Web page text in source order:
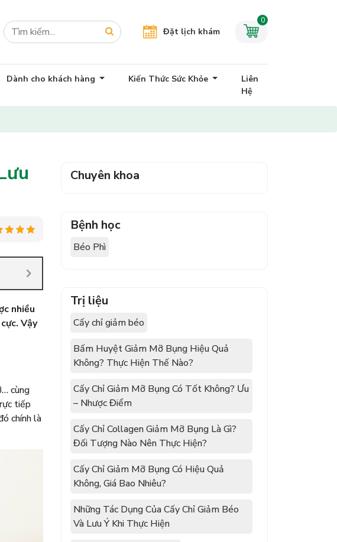
Đặt lịch khám
0
Dành cho khách hàng Kiến Thức Sức Khỏe
Liên
Hệ
nhiều
Vậy
cùng
tiếp
chính là
Chuyên khoa
Bệnh học
Béo Phì
Trị liệu
Cấy chỉ giảm béo
Bấm Huyệt Giảm Mỡ Bụng Hiệu Quả
Không? Thực Hiện Thế Nào?
Cấy Chỉ Giảm Mỡ Bụng Có Tốt Không? Ưu
– Nhược Điểm
Cấy Chỉ Collagen Giảm Mỡ Bụng Là Gì?
Đối Tượng Nào Nên Thực Hiện?
Cấy Chỉ Giảm Mỡ Bụng Có Hiệu Quả
Không, Giá Bao Nhiêu?
Những Tác Dụng Của Cấy Chỉ Giảm Béo
Và Lưu Ý Khi Thực Hiện